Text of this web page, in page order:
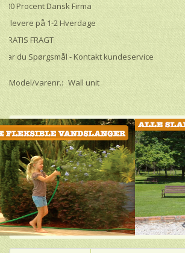
100 Procent Dansk Firma
Vi levere på 1-2 Hverdage
GRATIS FRAGT
Har du Spørgsmål - Kontakt kundeservice
Model/varenr.: Wall unit